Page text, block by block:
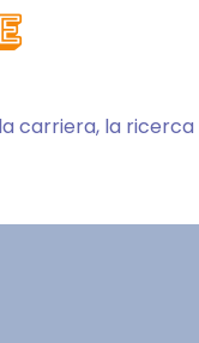
carriera, la